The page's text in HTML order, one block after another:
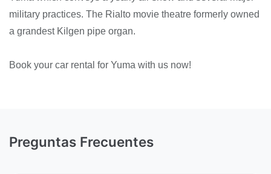
military practices. The Rialto movie theatre formerly owned
a grandest Kilgen pipe organ.
Book your car rental for Yuma with us now!
Preguntas Frecuentes